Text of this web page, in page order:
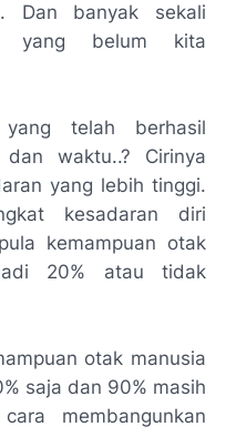
Dan banyak sekali
yang belum kita
telah berhasil
waktu..? Cirinya
yang lebih tinggi.
kesadaran diri
kemampuan otak
20% atau tidak
otak manusia
saja dan 90% masih
membangunkan